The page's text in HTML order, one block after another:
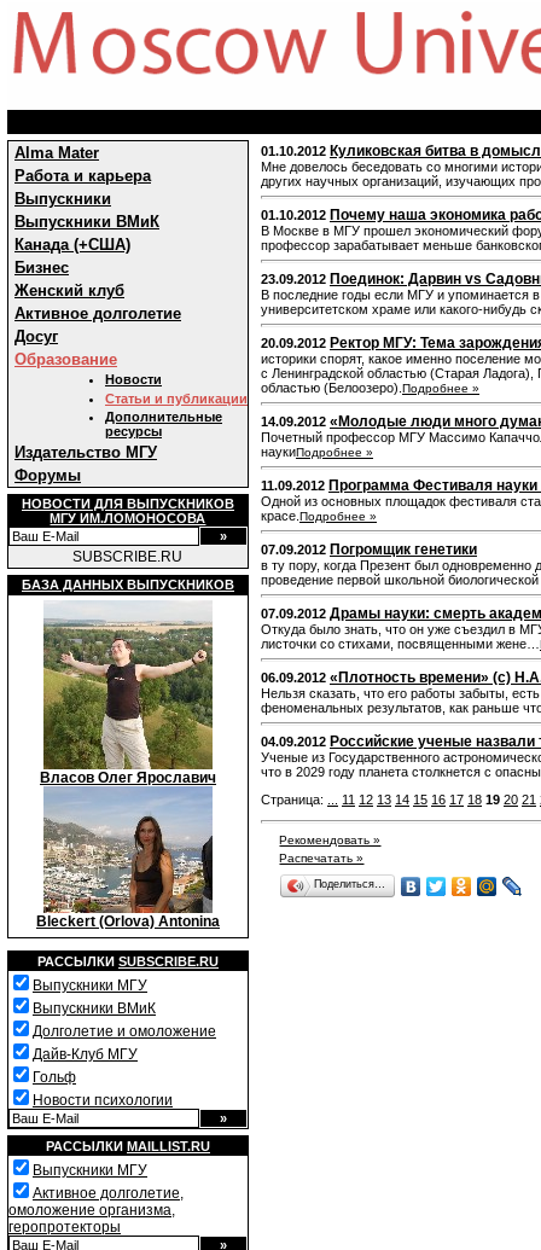
Alma Mater
Работа и карьера
Выпускники
Выпускники ВМиК
Канада (+США)
Бизнес
Женский клуб
Активное долголетие
Досуг
Образование
Новости
Статьи и публикации
Дополнительные
ресурсы
Издательство МГУ
Форумы
НОВОСТИ ДЛЯ ВЫПУСКНИКОВ
МГУ ИМ.ЛОМОНОСОВА
SUBSCRIBE.RU
БАЗА ДАННЫХ ВЫПУСКНИКОВ
Власов Олег Ярославич
Bleckert (Orlova) Antonina
РАССЫЛКИ SUBSCRIBE.RU
Выпускники МГУ
Выпускники ВМиК
Долголетие и омоложение
Дайв-Клуб МГУ
Гольф
Новости психологии
РАССЫЛКИ MAILLIST.RU
Выпускники МГУ
Активное долголетие,
омоложение организма,
геропротекторы
01.10.2012 Куликовская битва в
Мне довелось беседовать со многими
других научных организаций, изучающих
01.10.2012 Почему наша экономика
В Москве в МГУ прошел экономический
профессор зарабатывает меньше
23.09.2012 Поединок: Дарвин vs
В последние годы если МГУ и упоминается
университетском храме или какого-нибудь
20.09.2012 Ректор МГУ: Тема
историки спорят, какое именно поселение
с Ленинградской областью (Старая
областью (Белоозеро). Подробнее »
14.09.2012 «Молодые люди много
Почетный профессор МГУ Массимо
наукиПодробнее »
11.09.2012 Программа Фестиваля науки
Одной из основных площадок фестиваля
красе. Подробнее »
07.09.2012 Погромщик генетики
в ту пору, когда Презент был одновременно
проведение первой школьной
07.09.2012 Драмы науки: смерть
Откуда было знать, что он уже съездил в
листочки со стихами, посвященными жене…
06.09.2012 «Плотность времени» (с)
Нельзя сказать, что его работы забыты,
феноменальных результатов, как раньше
04.09.2012 Российские ученые
Ученые из Государственного
что в 2029 году планета столкнется с
Страница:
11 12 13 14 15 16 17 18 19 20 21
Рекомендовать »
Распечатать »
Поделиться…